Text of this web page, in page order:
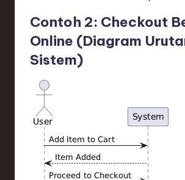
Contoh 2: Checkout
Online (Diagram
Sistem)